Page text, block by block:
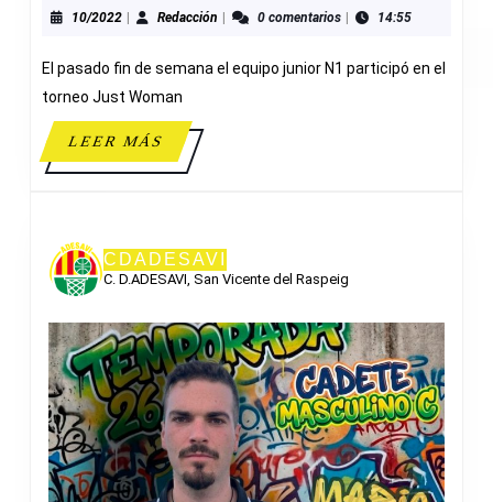
WOMAN
10/202210/2022Redacción Redacción0 comentarios 14:55
El pasado fin de semana el equipo junior N1 participó en el
torneo Just Woman
LEER MÁSLEER
MÁS
CDADESAVI
C. D.ADESAVI, San Vicente del Raspeig